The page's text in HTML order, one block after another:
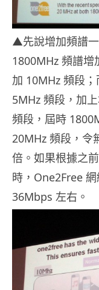
▲先說增加頻譜
1800MHz 頻譜
加 10MHz 頻段
5MHz 頻段，加
頻段，屆時
20MHz 頻段，令
倍。如果根據之
時，One2Free
36Mbps 左右。